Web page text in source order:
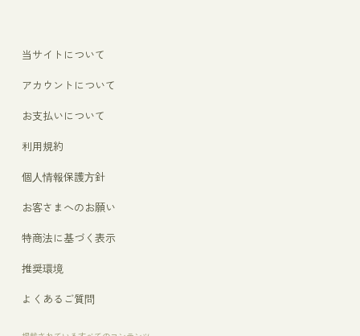
当サイトについて
アカウントについて
お支払いについて
利用規約
個人情報保護方針
お客さまへのお願い
特商法に基づく表示
推奨環境
よくあるご質問